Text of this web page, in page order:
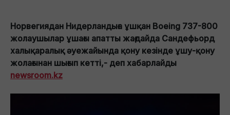
Норвегиядан Нидерландыға ұшқан Boeing 737-800
жолаушылар ұшағы апатты жағдайда Сандефьорд
халықаралық әуежайында қону кезінде ұшу-қону
жолағынан шығып кетті,- деп хабарлайды
newsroom.kz